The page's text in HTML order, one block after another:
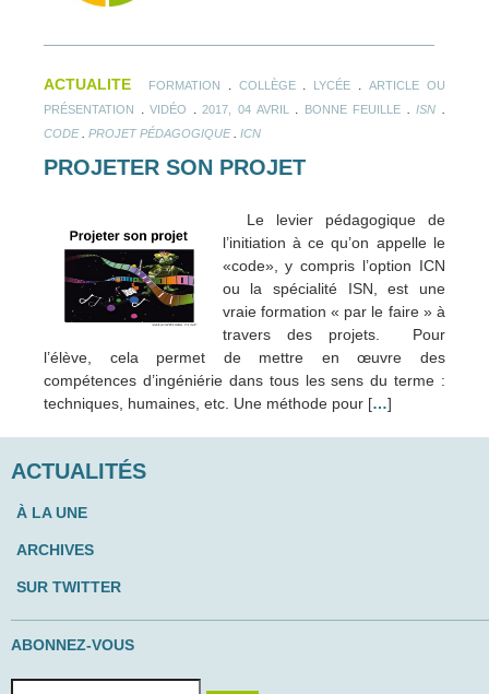
ACTUALITE FORMATION COLLÈGE. LYCÉE .ARTICLE OU
PRÉSENTATION
.VIDÉO .2017, 04 AVRIL BONNE FEUILLE .ISN
CODE. PROJET PÉDAGOGIQUE. ICN
PROJETER SON PROJET
Le levier pédagogique de
l’initiation à ce qu’on appelle le
«code», y compris l’option ICN
ou la spécialité ISN, est une
vraie formation « par le faire » à
travers des projets. Pour
l’élève, cela permet de mettre en œuvre des
compétences d’ingéniérie dans tous les sens du terme :
techniques, humaines, etc. Une méthode pour […]
ACTUALITÉS
À LA UNE
ARCHIVES
SUR TWITTER
ABONNEZ-VOUS